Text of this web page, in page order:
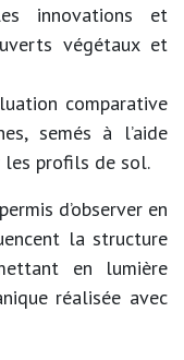
innovations et
végétaux et
comparative
semés à l’aide
les profils de sol.
d’observer en
la structure
en lumière
réalisée avec